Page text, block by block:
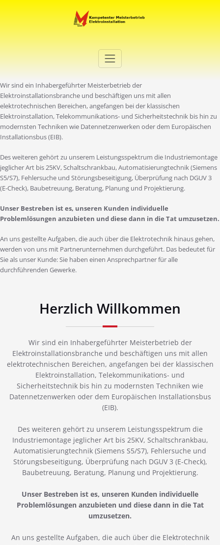
Elektro Martini
Wir sind ein Inhabergeführter Meisterbetrieb der
Elektroinstallationsbranche und beschäftigen uns mit allen
elektrotechnischen Bereichen, angefangen bei der klassischen
Elektroinstallation, Telekommunikations- und Sicherheitstechnik bis hin zu
modernsten Techniken wie Datennetzenwerken oder dem Europäischen
Installationsbus (EIB).
Des weiteren gehört zu unserem Leistungsspektrum die Industriemontage
jeglicher Art bis 25KV, Schaltschrankbau, Automatisierungtechnik (Siemens
S5/S7), Fehlersuche und Störungsbeseitigung, Überprüfung nach DGUV 3
(E-Check), Baubetreuung, Beratung, Planung und Projektierung.
Unser Bestreben ist es, unseren Kunden individuelle
Problemlösungen anzubieten und diese dann in die Tat umzusetzen.
An uns gestellte Aufgaben, die auch über die Elektrotechnik hinaus gehen,
werden von uns mit Partnerunternehmen durchgeführt. Das bedeutet für
Sie als unser Kunde: Sie haben einen Ansprechpartner für alle
durchführenden Gewerke.
Herzlich Willkommen
Wir sind ein Inhabergeführter Meisterbetrieb der
Elektroinstallationsbranche und beschäftigen uns mit allen
elektrotechnischen Bereichen, angefangen bei der klassischen
Elektroinstallation, Telekommunikations- und
Sicherheitstechnik bis hin zu modernsten Techniken wie
Datennetzenwerken oder dem Europäischen Installationsbus
(EIB).
Des weiteren gehört zu unserem Leistungsspektrum die
Industriemontage jeglicher Art bis 25KV, Schaltschrankbau,
Automatisierungtechnik (Siemens S5/S7), Fehlersuche und
Störungsbeseitigung, Überprüfung nach DGUV 3 (E-Check),
Baubetreuung, Beratung, Planung und Projektierung.
Unser Bestreben ist es, unseren Kunden individuelle
Problemlösungen anzubieten und diese dann in die Tat
umzusetzen.
An uns gestellte Aufgaben, die auch über die Elektrotechnik